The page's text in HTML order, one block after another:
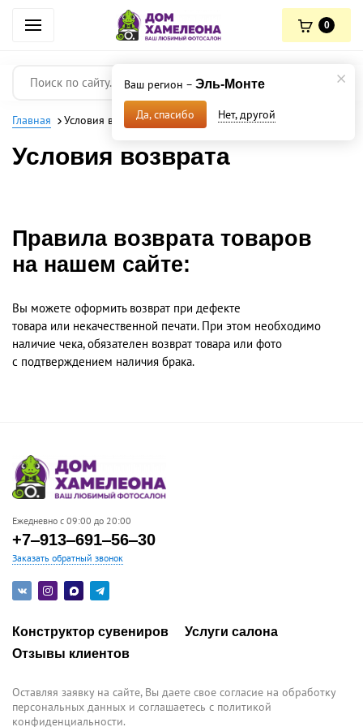
0
Ваш регион – Эль-Монте
Да, спасибо Нет, другой
Главная Условия возврата
Условия возврата
Правила возврата товаров
на нашем сайте:
Вы можете оформить возврат при дефекте
товара или некачественной печати. При этом необходимо
наличие чека, обязателен возврат товара или фото
с подтверждением наличия брака.
Ежедневно с 09:00 до 20:00
+7‒913‒691‒56‒30
Заказать обратный звонок
Конструктор сувениров
Услуги салона
Отзывы клиентов
Оставляя заявку на сайте, Вы даете свое согласие на обработку
персональных данных и соглашаетесь c политикой
конфиденциальности.